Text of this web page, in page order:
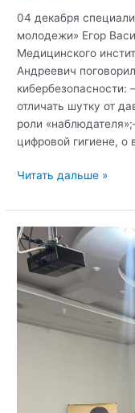
04 декабря
молодежи» Егор
Медицинского
Андреевич
кибербезопасности:
отличать шутку от
роли
цифровой гигиене, о
Лекция
Медицинском
институте:
цифровая
гигиена
и
кибербезопасность
Читать дальше »